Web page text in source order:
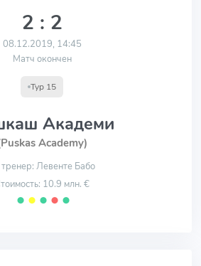
2 : 2
08.12.2019, 14:45
Матч окончен
Тур 15
Академи
Academy)
тренер: Левенте Бабо
10.9 млн. €
⬤ ⬤ ⬤ ⬤ ⬤